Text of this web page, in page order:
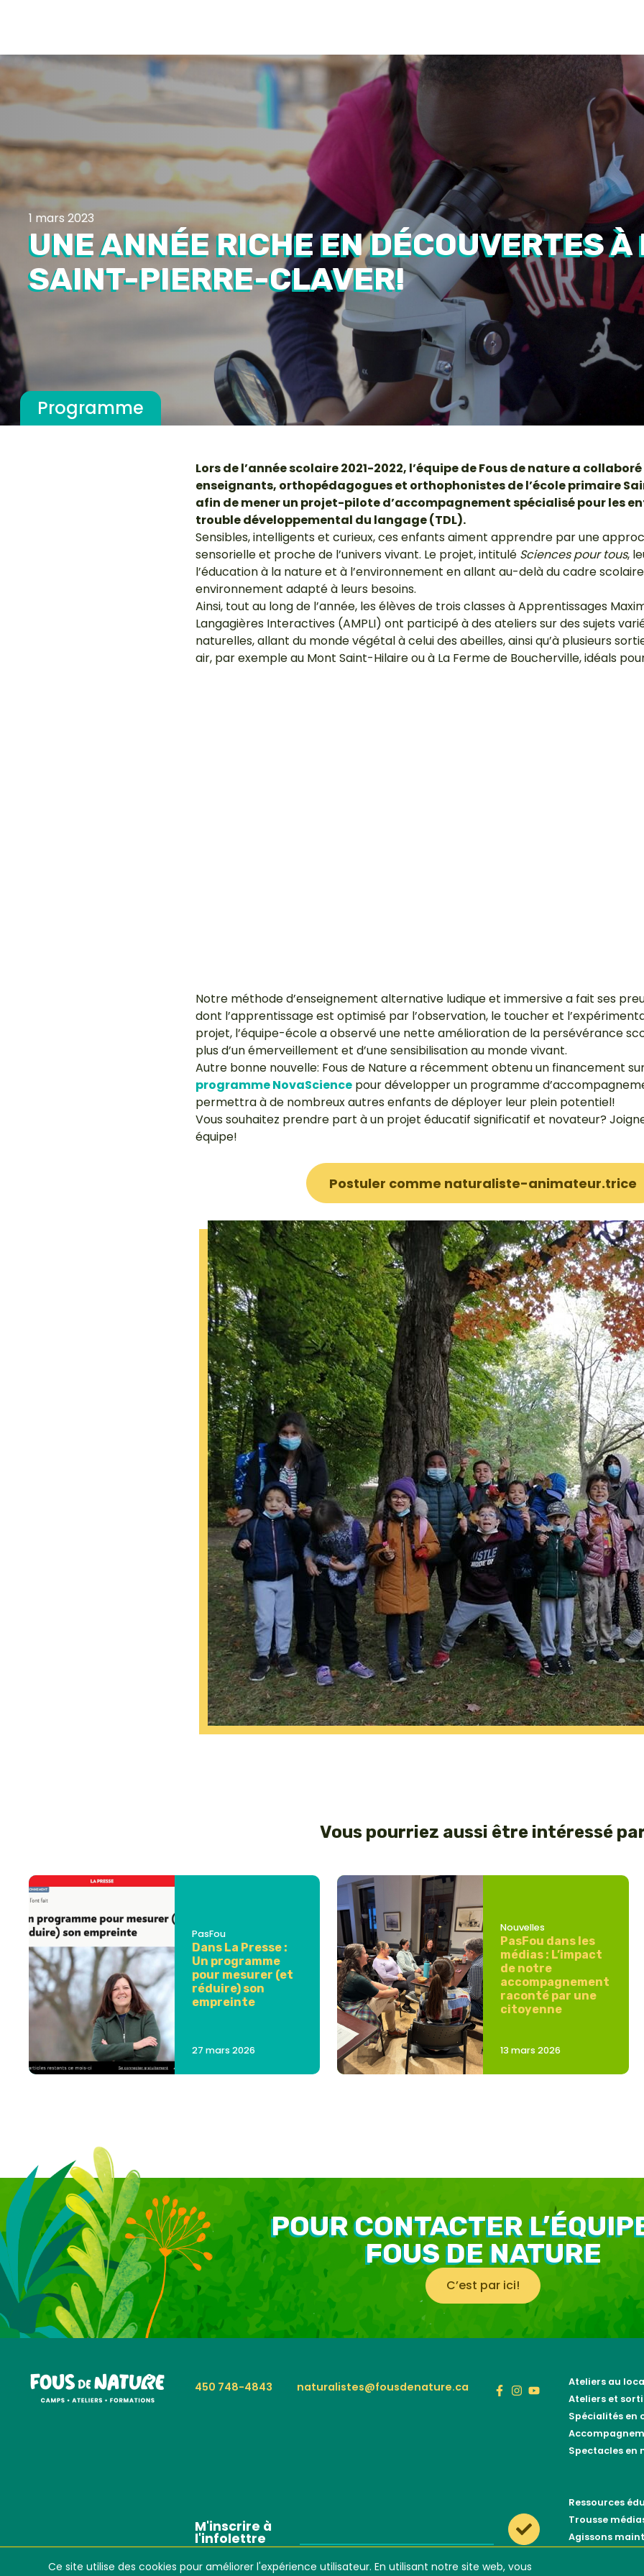
1 mars 2023
UNE ANNÉE RICHE EN DÉCOUVERTES À
SAINT-PIERRE-CLAVER!
Programme
Lors de l’année scolaire 2021-2022, l’équipe de Fous de nature a
enseignants, orthopédagogues et orthophonistes de l’école primaire
afin de mener un projet-pilote d’accompagnement spécialisé pour les
trouble développemental du langage (TDL).
Sensibles, intelligents et curieux, ces enfants aiment apprendre par une
sensorielle et proche de l’univers vivant. Le projet, intitulé Sciences pour tous,
l’éducation à la nature et à l’environnement en allant au-delà du cadre
environnement adapté à leurs besoins.
Ainsi, tout au long de l’année, les élèves de trois classes à Apprentissages
Langagières Interactives (AMPLI) ont participé à des ateliers sur des sujets
naturelles, allant du monde végétal à celui des abeilles, ainsi qu’à plusieurs
air, par exemple au Mont Saint-Hilaire ou à La Ferme de Boucherville, idéals
Notre méthode d’enseignement alternative ludique et immersive a fait ses
dont l’apprentissage est optimisé par l’observation, le toucher et
projet, l’équipe-école a observé une nette amélioration de la persévérance
plus d’un émerveillement et d’une sensibilisation au monde vivant.
Autre bonne nouvelle: Fous de Nature a récemment obtenu un financement
programme NovaScience pour développer un programme
permettra à de nombreux autres enfants de déployer leur plein potentiel!
Vous souhaitez prendre part à un projet éducatif significatif et novateur?
équipe!
Postuler comme naturaliste-animateur.trice
Vous pourriez aussi être intéressé
PasFou
Dans La Presse :
Un programme
pour mesurer (et
réduire) son
empreinte
27 mars 2026
Nouvelles
PasFou dans les
médias : L’impact
de notre
accompagnement
raconté par une
citoyenne
13 mars 2026
POUR CONTACTER
FOUS DE NATURE
C’est par ici!
450 748-4843 naturalistes@fousdenature.ca
M'inscrire à
l'infolettre
Ateliers au
Ateliers et
Spécialités en
Spectacles en
Ressources
Trousse
Agissons
Ce site utilise des cookies pour améliorer l'expérience utilisateur. En utilisant notre site web, vous